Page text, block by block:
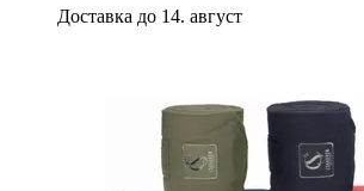
Доставка до 14. август